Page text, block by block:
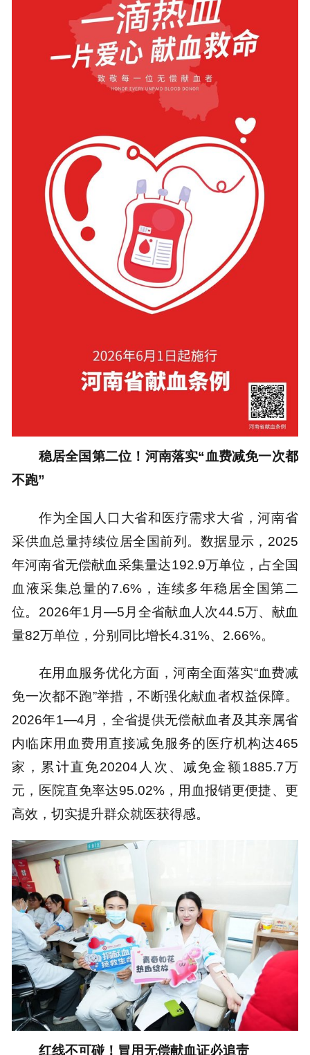
稳居全国第二位！河南落实“血费减免一次都
不跑”
作为全国人口大省和医疗需求大省，河南省
采供血总量持续位居全国前列。数据显示，2025
年河南省无偿献血采集量达192.9万单位，占全国
血液采集总量的7.6%，连续多年稳居全国第二
位。2026年1月—5月全省献血人次44.5万、献血
量82万单位，分别同比增长4.31%、2.66%。
在用血服务优化方面，河南全面落实“血费减
免一次都不跑”举措，不断强化献血者权益保障。
2026年1—4月，全省提供无偿献血者及其亲属省
内临床用血费用直接减免服务的医疗机构达465
家，累计直免20204人次、减免金额1885.7万
元，医院直免率达95.02%，用血报销更便捷、更
高效，切实提升群众就医获得感。
红线不可碰！冒用无偿献血证必追责